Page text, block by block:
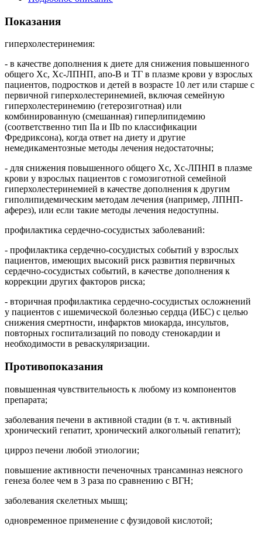
Показания
гиперхолестеринемия:
- в качестве дополнения к диете для снижения повышенного
общего Хс, Хс-ЛПНП, апо-В и ТГ в плазме крови у взрослых
пациентов, подростков и детей в возрасте 10 лет или старше с
первичной гиперхолестеринемией, включая семейную
гиперхолестеринемию (гетерозиготная) или
комбинированную (смешанная) гиперлипидемию
(соответственно тип IIа и IIb по классификации
Фредриксона), когда ответ на диету и другие
немедикаментозные методы лечения недостаточны;
- для снижения повышенного общего Хс, Хс-ЛПНП в плазме
крови у взрослых пациентов с гомозиготной семейной
гиперхолестеринемией в качестве дополнения к другим
гиполипидемическим методам лечения (например, ЛПНП-
аферез), или если такие методы лечения недоступны.
профилактика сердечно-сосудистых заболеваний:
- профилактика сердечно-сосудистых событий у взрослых
пациентов, имеющих высокий риск развития первичных
сердечно-сосудистых событий, в качестве дополнения к
коррекции других факторов риска;
- вторичная профилактика сердечно-сосудистых осложнений
у пациентов с ишемической болезнью сердца (ИБС) с целью
снижения смертности, инфарктов миокарда, инсультов,
повторных госпитализаций по поводу стенокардии и
необходимости в реваскуляризации.
Противопоказания
повышенная чувствительность к любому из компонентов
препарата;
заболевания печени в активной стадии (в т. ч. активный
хронический гепатит, хронический алкогольный гепатит);
цирроз печени любой этиологии;
повышение активности печеночных трансаминаз неясного
генеза более чем в 3 раза по сравнению с ВГН;
заболевания скелетных мышц;
одновременное применение с фузидовой кислотой;